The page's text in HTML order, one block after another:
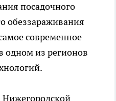
посадочного
обеззараживания
современное
одном из регионов